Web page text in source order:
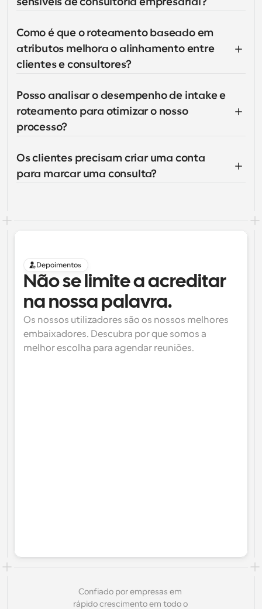
Como é que o roteamento baseado em
atributos melhora o alinhamento entre
clientes e consultores?
Posso analisar o desempenho de intake e
roteamento para otimizar o nosso
processo?
Os clientes precisam criar uma conta
para marcar uma consulta?
Depoimentos
Não se limite a acreditar
na nossa palavra.
Os nossos utilizadores são os nossos melhores
embaixadores. Descubra por que somos a
melhor escolha para agendar reuniões.
Confiado por empresas em
rápido crescimento em todo o